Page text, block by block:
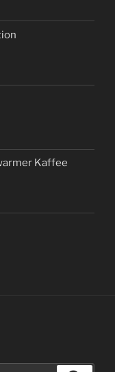
Kaffee